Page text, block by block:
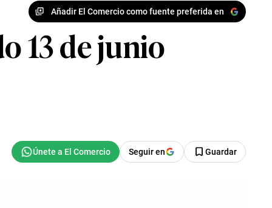
Añadir El Comercio como fuente preferida en
13 de junio
Seguir en Guardar